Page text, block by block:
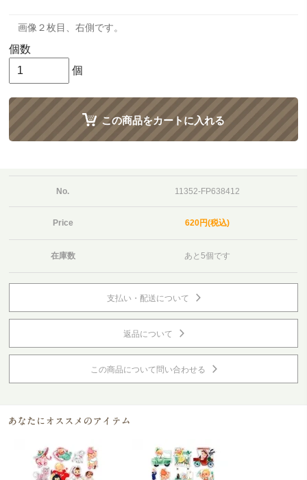
画像２枚目、右側です。
個数
個
この商品をカートに入れる
No. 11352-FP638412
Price 620円(税込)
在庫数 あと5個です
支払い・配送について
返品について
この商品について問い合わせる